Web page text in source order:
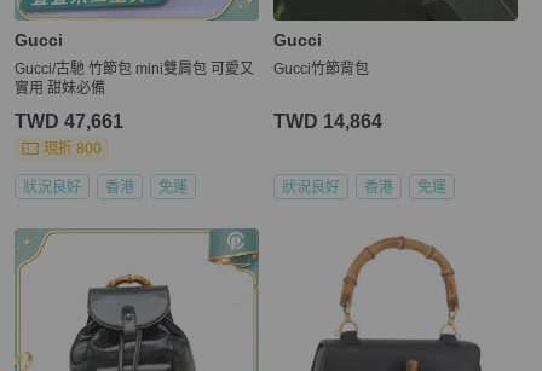
Gucci
Gucci/古馳 竹節包 mini雙肩包 可愛又
實用 甜妹必備
TWD 47,661
現折 800
狀況良好 香港 免運
Gucci
Gucci竹節背包
TWD 14,864
狀況良好 香港 免運